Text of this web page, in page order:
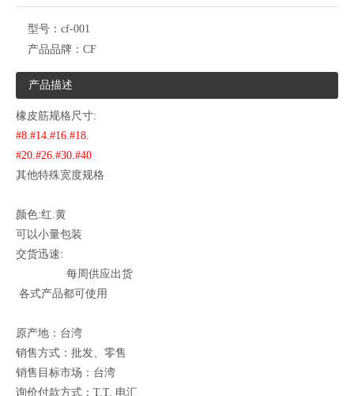
型号： cf-001
产品品牌： CF
产品描述
橡皮筋规格尺寸:
#8.#14.#16.#18.
#20.#26.#30.#40
其他特殊宽度规格
颜色:红.黄
可以小量包装
交货迅速:
每周供应出货
各式产品都可使用
原产地：台湾
销售方式：批发、零售
销售目标市场：台湾
询价付款方式：T.T. 电汇